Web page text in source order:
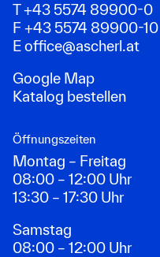
T +43 5574 89900-0
F +43 5574 89900-10
Eoffice@ascherl.at
Google Map
Katalog bestellen
Öffnungszeiten
Montag – Freitag
08:00 – 12:00 Uhr
13:30 – 17:30 Uhr
Samstag
08:00 – 12:00 Uhr